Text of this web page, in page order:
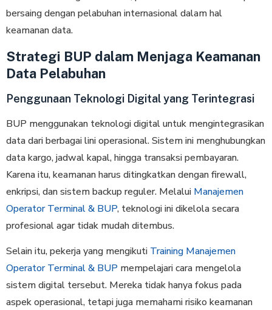
bersaing dengan pelabuhan internasional dalam hal
keamanan data.
Strategi BUP dalam Menjaga Keamanan
Data Pelabuhan
Penggunaan Teknologi Digital yang Terintegrasi
BUP menggunakan teknologi digital untuk mengintegrasikan
data dari berbagai lini operasional. Sistem ini menghubungkan
data kargo, jadwal kapal, hingga transaksi pembayaran.
Karena itu, keamanan harus ditingkatkan dengan firewall,
enkripsi, dan sistem backup reguler. Melalui Manajemen
Operator Terminal & BUP, teknologi ini dikelola secara
profesional agar tidak mudah ditembus.
Selain itu, pekerja yang mengikuti Training Manajemen
Operator Terminal & BUP mempelajari cara mengelola
sistem digital tersebut. Mereka tidak hanya fokus pada
aspek operasional, tetapi juga memahami risiko keamanan